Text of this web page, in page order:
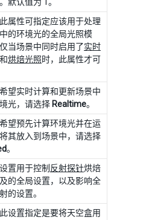
默认值为 1。
属性可指定应该用于处理
的环境光的全局光照模
当场景中同时启用了实时
和烘焙光照时，此属性才可
望实时计算和更新场景中
光，请选择 Realtime。
望预先计算环境光并在运
其放入到场景中，请选择
。
置用于控制 反射探针烘焙
的全局设置，以及影响全
的设置。
设置指定是要将天空盒用